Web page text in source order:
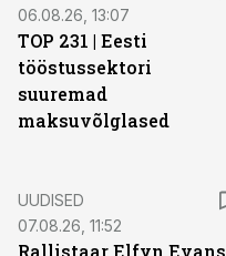
06.08.26, 13:07
TOP 231 | Eesti
tööstussektori
suuremad
maksuvõlglased
UUDISED
07.08.26, 11:52
Rallistaar Elfyn Evans